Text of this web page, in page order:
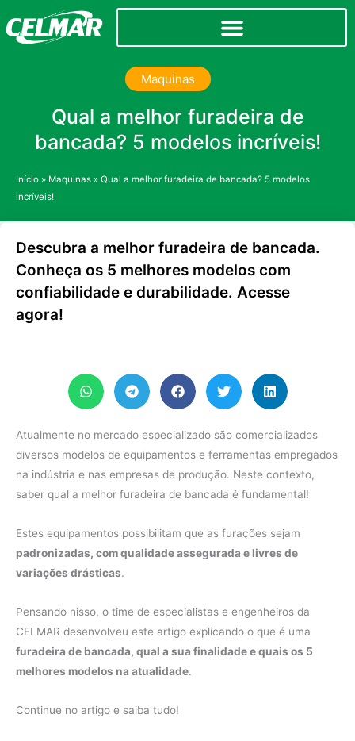
Maquinas
Qual a melhor furadeira de
bancada? 5 modelos incríveis!
Início » Maquinas » Qual a melhor furadeira de bancada? 5 modelos
incríveis!
Descubra a melhor furadeira de bancada.
Conheça os 5 melhores modelos com
confiabilidade e durabilidade. Acesse
agora!
Atualmente no mercado especializado são comercializados
diversos modelos de equipamentos e ferramentas empregados
na indústria e nas empresas de produção. Neste contexto,
saber qual a melhor furadeira de bancada é fundamental!
Estes equipamentos possibilitam que as furações sejam
padronizadas, com qualidade assegurada e livres de
variações drásticas.
Pensando nisso, o time de especialistas e engenheiros da
CELMAR desenvolveu este artigo explicando o que é uma
furadeira de bancada, qual a sua finalidade e quais os 5
melhores modelos na atualidade.
Continue no artigo e saiba tudo!